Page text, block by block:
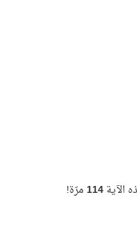
الآية114مرّة!